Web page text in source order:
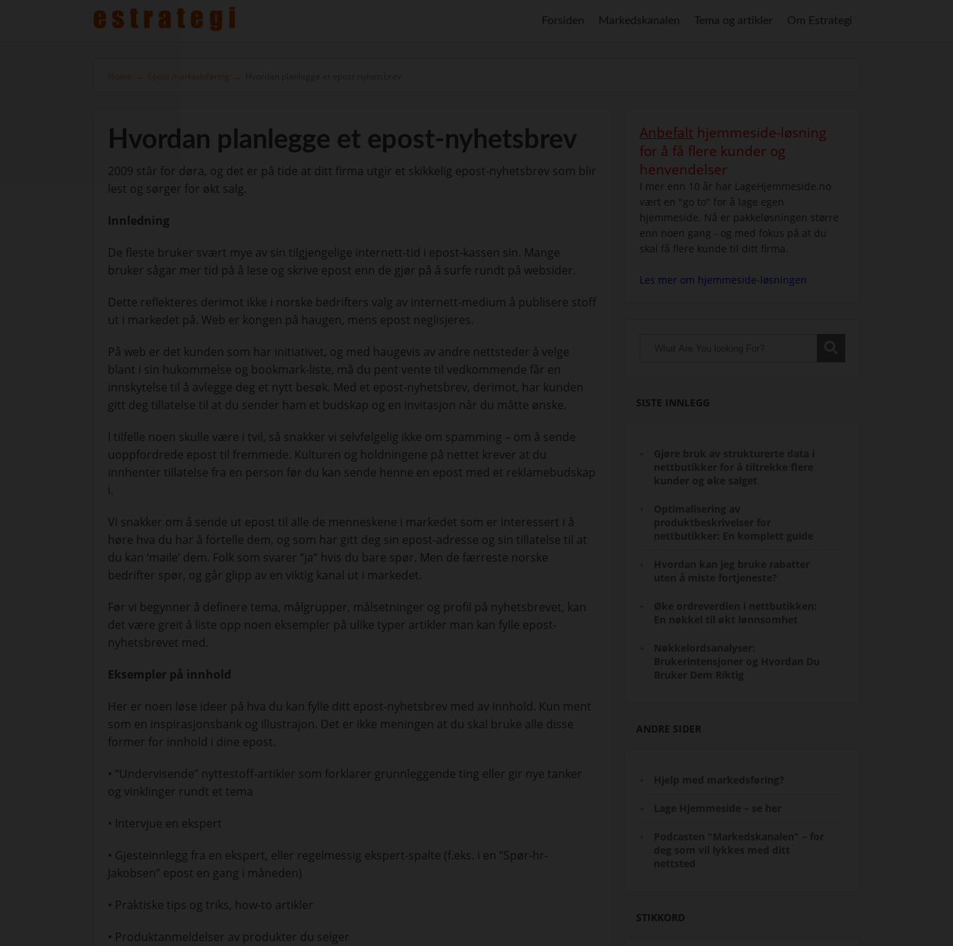
Forsiden Markedskanalen Tema og artikler Om Estrategi
Home → Epost markedsføring →
Hvordan planlegge et epost-nyhetsbrev
2009 står for døra, og det er på tide at ditt firma utgir et skikkelig epost-nyhetsbrev som blir
lest og sørger for økt salg.
Innledning
De fleste bruker svært mye av sin tilgjengelige internett-tid i epost-kassen sin. Mange
bruker sågar mer tid på å lese og skrive epost enn de gjør på å surfe rundt på websider.
Dette reflekteres derimot ikke i norske bedrifters valg av internett-medium å publisere stoff
ut i markedet på. Web er kongen på haugen, mens epost neglisjeres.
På web er det kunden som har initiativet, og med haugevis av andre nettsteder å velge
blant i sin hukommelse og bookmark-liste, må du pent vente til vedkommende får en
innskytelse til å avlegge deg et nytt besøk. Med et epost-nyhetsbrev, derimot, har kunden
gitt deg tillatelse til at du sender ham et budskap og en invitasjon når du måtte ønske.
I tilfelle noen skulle være i tvil, så snakker vi selvfølgelig ikke om spamming – om å sende
uoppfordrede epost til fremmede. Kulturen og holdningene på nettet krever at du
innhenter tillatelse fra en person før du kan sende henne en epost med et reklamebudskap
i.
Vi snakker om å sende ut epost til alle de menneskene i markedet som er interessert i å
høre hva du har å fortelle dem, og som har gitt deg sin epost-adresse og sin tillatelse til at
du kan ‘maile’ dem. Folk som svarer “ja” hvis du bare spør. Men de færreste norske
bedrifter spør, og går glipp av en viktig kanal ut i markedet.
Før vi begynner å definere tema, målgrupper, målsetninger og profil på nyhetsbrevet, kan
det være greit å liste opp noen eksempler på ulike typer artikler man kan fylle epost-
nyhetsbrevet med.
Eksempler på innhold
Her er noen løse ideer på hva du kan fylle ditt epost-nyhetsbrev med av innhold. Kun ment
som en inspirasjonsbank og illustrajon. Det er ikke meningen at du skal bruke alle disse
former for innhold i dine epost.
• “Undervisende” nyttestoff-artikler som forklarer grunnleggende ting eller gir nye tanker
og vinklinger rundt et tema
• Intervjue en ekspert
• Gjesteinnlegg fra en ekspert, eller regelmessig ekspert-spalte (f.eks. i en “Spør-hr-
Jakobsen” epost en gang i måneden)
• Praktiske tips og triks, how-to artikler
• Produktanmeldelser av produkter du selger
Anbefalt hjemmeside-løsning
for å få flere kunder og
henvendelser
I mer enn 10 år har LageHjemmeside.no
vært en "go to" for å lage egen
hjemmeside. Nå er pakkeløsningen større
enn noen gang - og med fokus på at du
skal få flere kunde til ditt firma.
Les mer om hjemmeside-løsningen
SISTE INNLEGG
ANDRE SIDER
STIKKORD